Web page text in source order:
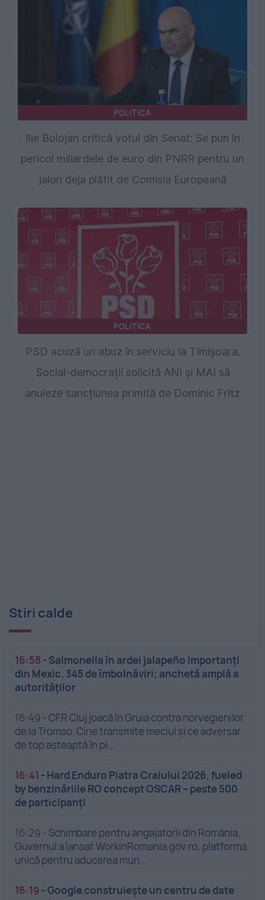
POLITICA
Ilie Bolojan critică votul din Senat: Se pun în
pericol miliardele de euro din PNRR pentru un
jalon deja plătit de Comisia Europeană
POLITICA
PSD acuză un abuz în serviciu la Timișoara.
Social-democrații solicită ANI și MAI să
anuleze sancțiunea primită de Dominic Fritz
Stiri calde
16:58 - Salmonella în ardei jalapeño importanți
din Mexic. 345 de îmbolnăviri; anchetă amplă a
autorităților
16:49 -CFR Cluj joacă în Gruia contra norvegienilor
de la Tromso. Cine transmite meciul și ce adversar
de top așteaptă în pl...
16:41 - Hard Enduro Piatra Craiului 2026, fueled
by benzinăriile RO concept OSCAR – peste 500
de participanți
16:29 - Schimbare pentru angajatorii din România.
Guvernul a lansat WorkinRomania.gov.ro, platforma
unică pentru aducerea mun...
16:19 -Google construiește un centru de date